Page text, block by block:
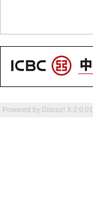
Powered by Discuz! X 2